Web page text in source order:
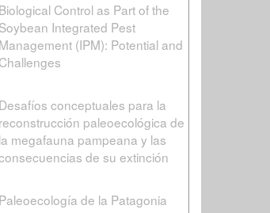
Biological Control as Part of the
Soybean Integrated Pest
Management (IPM): Potential and
Challenges
Desafíos conceptuales para la
reconstrucción paleoecológica de
la megafauna pampeana y las
de su extinción
Paleoecología de la Patagonia